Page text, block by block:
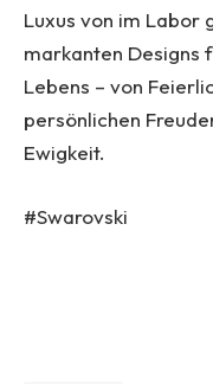
Luxus von im Labor
markanten Designs
Lebens – von
persönlichen
Ewigkeit.
#Swarovski